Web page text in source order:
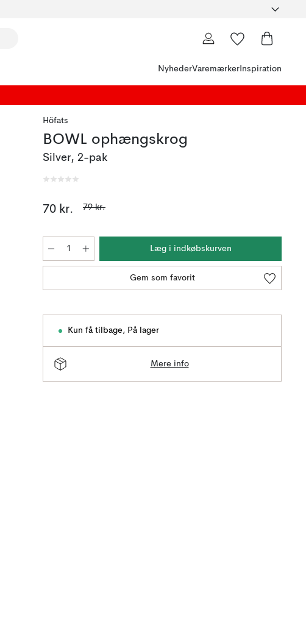
NyhederVaremærker Inspiration
Höfats
BOWL ophængskrog
Silver, 2-pak
70 kr. 79 kr.
Læg i indkøbskurven
Gem som favorit
Kun få tilbage, På lager
Mere info